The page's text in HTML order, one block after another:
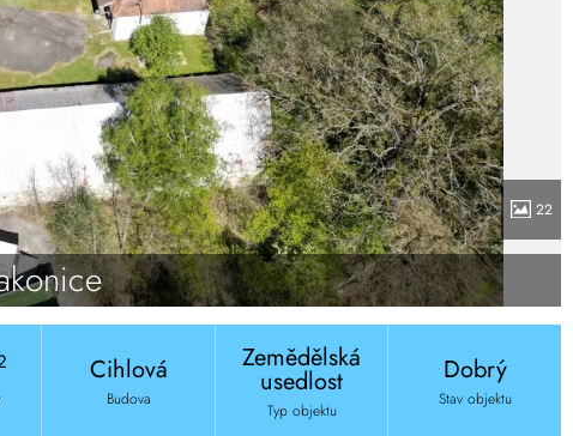
22
Cihlová
Budova
Zemědělská
usedlost
Typ objektu
Dobrý
Stav objektu